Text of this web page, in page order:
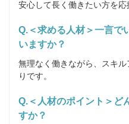
安心して長く働きたい方を応
Q.＜求める人材＞一言で
いますか？
無理なく働きながら、スキ
りです。
Q.＜人材のポイント＞ど
すか？